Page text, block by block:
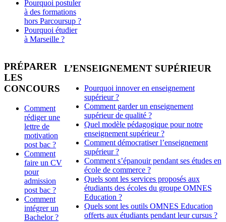
Pourquoi postuler
à des formations
hors Parcoursup ?
Pourquoi étudier
à Marseille ?
PRÉPARER
LES
CONCOURS
Comment
rédiger une
lettre de
motivation
post bac ?
Comment
faire un CV
pour
admission
post bac ?
Comment
intégrer un
Bachelor ?
L’ENSEIGNEMENT SUPÉRIEUR
Pourquoi innover en enseignement
supérieur ?
Comment garder un enseignement
supérieur de qualité ?
Quel modèle pédagogique pour notre
enseignement supérieur ?
Comment démocratiser l’enseignement
supérieur ?
Comment s’épanouir pendant ses études en
école de commerce ?
Quels sont les services proposés aux
étudiants des écoles du groupe OMNES
Education ?
Quels sont les outils OMNES Education
offerts aux étudiants pendant leur cursus ?